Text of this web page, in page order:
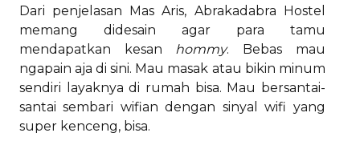
Dari penjelasan Mas Aris, Abrakadabra Hostel
memang didesain agar para tamu
mendapatkan kesan hommy. Bebas mau
ngapain aja di sini. Mau masak atau bikin minum
sendiri layaknya di rumah bisa. Mau bersantai-
santai sembari wifian dengan sinyal wifi yang
super kenceng, bisa.